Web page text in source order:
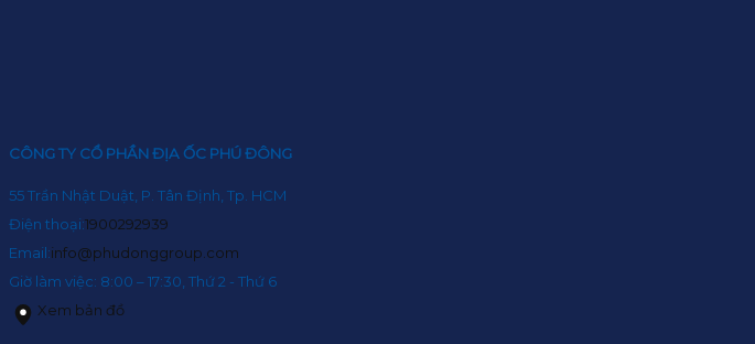
CÔNG TY CỔ PHẦN ĐỊA ỐC PHÚ ĐÔNG
55 Trần Nhật Duật, P. Tân Định, Tp. HCM
Điện thoại:1900292939
Email:info@phudonggroup.com
Giờ làm việc: 8:00 – 17:30, Thứ 2 - Thứ 6
Xem bản đồ